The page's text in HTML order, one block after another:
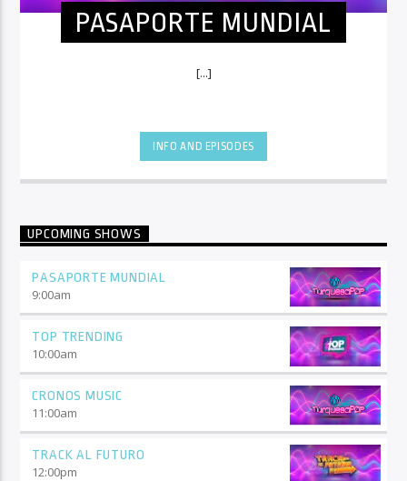
PASAPORTE MUNDIAL
[...]
INFO AND EPISODES
UPCOMING SHOWS
PASAPORTE MUNDIAL
9:00am
TOP TRENDING
10:00am
CRONOS MUSIC
11:00am
TRACK AL FUTURO
12:00pm